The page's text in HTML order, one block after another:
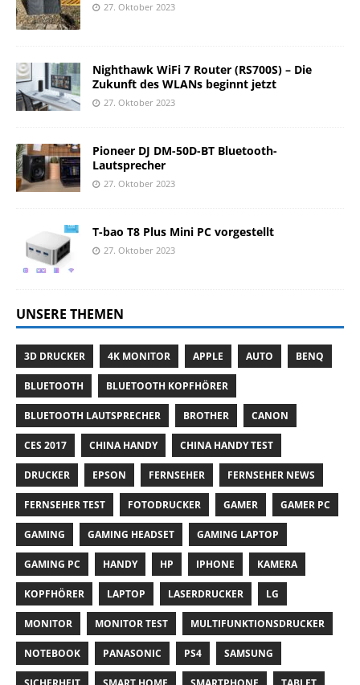
27. Oktober 2023
Nighthawk WiFi 7 Router (RS700S) – Die
Zukunft des WLANs beginnt jetzt
27. Oktober 2023
Pioneer DJ DM-50D-BT Bluetooth-
Lautsprecher
27. Oktober 2023
T-bao T8 Plus Mini PC vorgestellt
27. Oktober 2023
UNSERE THEMEN
3D DRUCKER 4K MONITOR APPLE AUTO BENQ
BLUETOOTH BLUETOOTH KOPFHÖRER
BLUETOOTH LAUTSPRECHER BROTHER CANON
CES 2017 CHINA HANDY CHINA HANDY TEST
DRUCKER EPSON FERNSEHER FERNSEHER NEWS
FERNSEHER TEST FOTODRUCKER GAMER GAMER PC
GAMING GAMING HEADSET GAMING LAPTOP
GAMING PC HANDY HP IPHONE KAMERA
KOPFHÖRER LAPTOP LASERDRUCKER LG
MONITOR MONITOR TEST MULTIFUNKTIONSDRUCKER
NOTEBOOK PANASONIC PS4 SAMSUNG